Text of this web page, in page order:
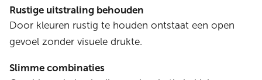
Rustige uitstraling behouden
Door kleuren rustig te houden ontstaat een open
gevoel zonder visuele drukte.
Slimme combinaties